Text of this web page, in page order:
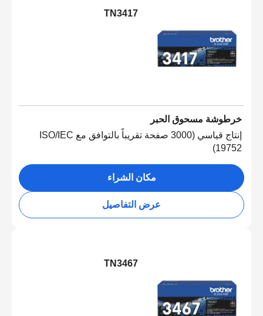
TN3417
خرطوشة مسحوق الحبر
إنتاج قياسي (3000 صفحة تقريباً بالتوافق مع ISO/IEC
19752)
مكان الشراء
عرض التفاصيل
TN3467